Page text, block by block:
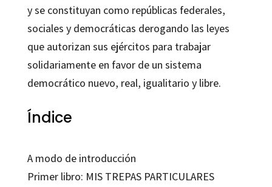
y se constituyan como repúblicas federales,
sociales y democráticas derogando las leyes
que autorizan sus ejércitos para trabajar
solidariamente en favor de un sistema
democrático nuevo, real, igualitario y libre.
Índice
A modo de introducción
Primer libro: MIS TREPAS PARTICULARES